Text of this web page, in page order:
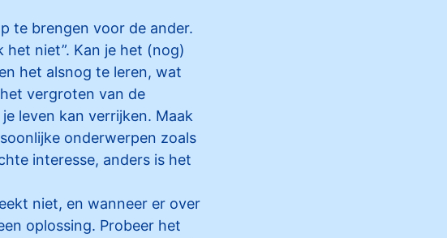
te brengen voor de ander.
het niet”. Kan je het (nog)
het alsnog te leren, wat
vergroten van de
leven kan verrijken. Maak
onderwerpen zoals
interesse, anders is het
niet, en wanneer er over
oplossing. Probeer het